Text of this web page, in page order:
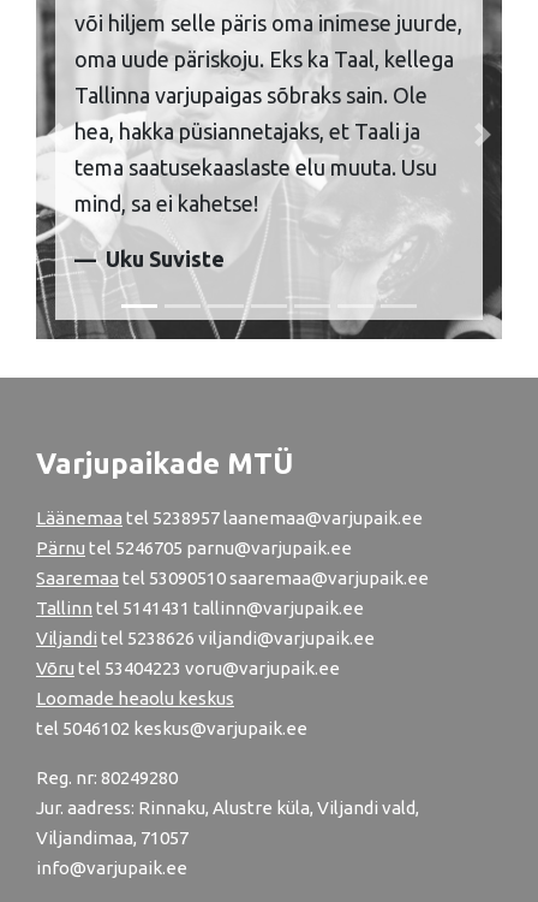
või hiljem selle päris oma inimese juurde,
oma uude päriskoju. Eks ka Taal, kellega
Tallinna varjupaigas sõbraks sain. Ole
hea, hakka püsiannetajaks, et Taali ja
tema saatusekaaslaste elu muuta. Usu
mind, sa ei kahetse!
Uku Suviste
Previous Next
Varjupaikade MTÜ
Läänemaa tel 5238957 laanemaa@varjupaik.ee
Pärnu tel 5246705 parnu@varjupaik.ee
Saaremaa tel 53090510 saaremaa@varjupaik.ee
Tallinn tel 5141431 tallinn@varjupaik.ee
Viljandi tel 5238626 viljandi@varjupaik.ee
Võru tel 53404223 voru@varjupaik.ee
Loomade heaolu keskus
tel 5046102 keskus@varjupaik.ee
Reg. nr: 80249280
Jur. aadress: Rinnaku, Alustre küla, Viljandi vald,
Viljandimaa, 71057
info@varjupaik.ee